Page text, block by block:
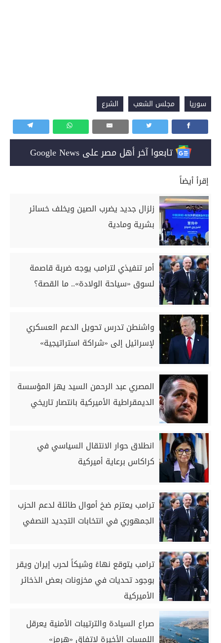
سوريا مجلس الشعب الشرع
تابعوا آخر أهل مصر على Google News
إقرأ أيضاً
زلزال جديد يضرب الصين ويخلف خسائر
بشرية ومادية
أمر تنفيذي لترامب يوجه ضربة قاصمة
لسوق «سياحة الولادة».. ما القصة؟
واشنطن تدرس تحويل الدعم العسكري
لإسرائيل إلى «شراكة استراتيجية»
المصري عبد الرحمن السيد يهز المؤسسة
الديمقراطية الأميركية بانتصار تاريخي
انطلاق حوار الانتقال السياسي في
كراكاس برعاية أميركية
ترامب يعتزم ضخ أموال طائلة لدعم الحزب
الجمهوري في انتخابات التجديد النصفي
ترامب يتوقع نهاءً وشيكاً لحرب إيران ويقر
بوجود تحديات في مخزونات بعض الذخائر
الأميركية
صراع السيادة والترتيبات الأمنية يعرقل
اللمسات الأخيرة لاتفاق «هرمز»